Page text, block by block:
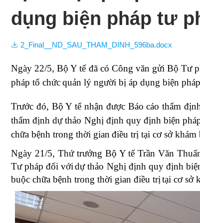
Dự thảo xin ý
dụng biện pháp tư
2_Final__ND_SAU_THAM_DINH_596ba.docx
Ngày 22/5, Bộ Y tế đã có Công văn gửi Bộ Tư
pháp tổ chứcquản lý người bị áp dụng biện
Trước đó, Bộ Y tế nhận được Báo cáo thẩm
thẩm định dự thảo Nghị định quy định biện
chữa bệnh trong thời gian điều trị tại cơ sở khám
Ngày 21/5, Thứ trưởng Bộ Y tế Trần Văn
Tư pháp đối với dự thảo Nghị định quy định
buộc chữa bệnh trong thời gian điều trịtại cơ sở